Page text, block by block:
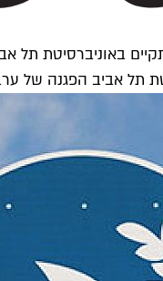
באוניברסיטת תל